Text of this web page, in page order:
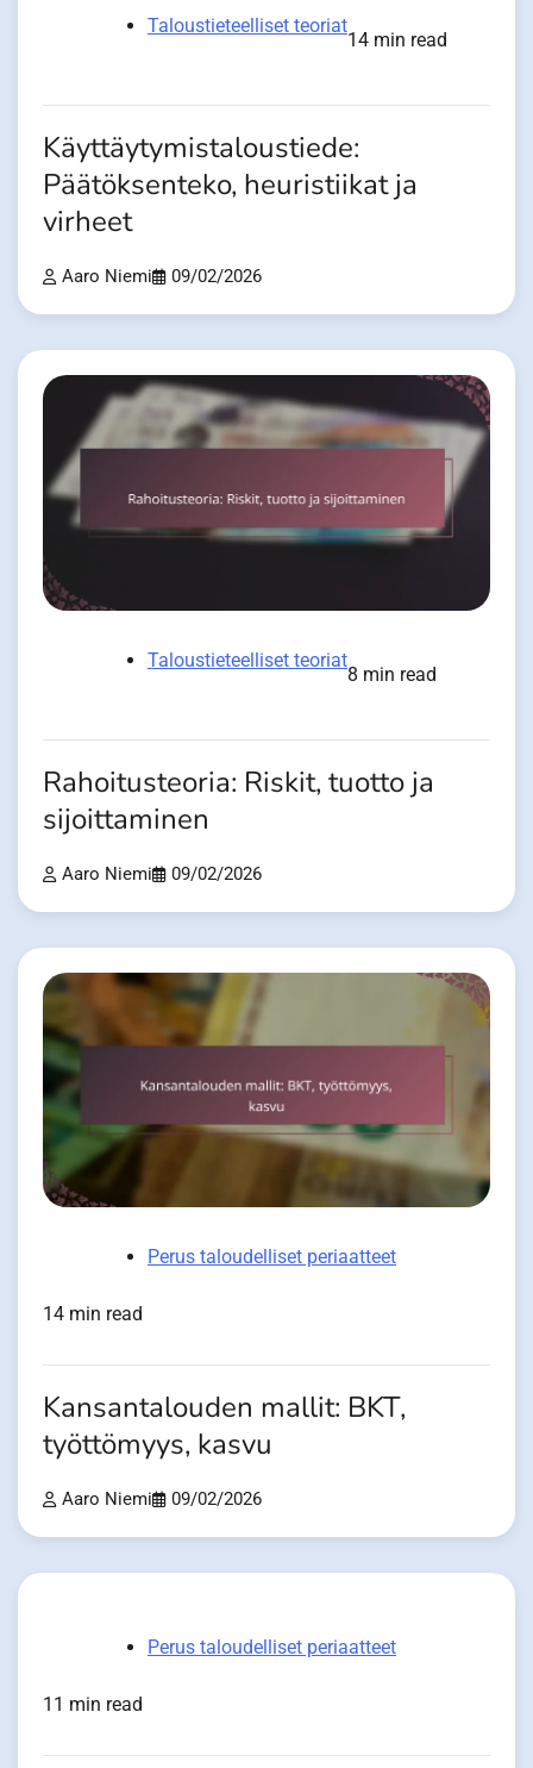
Taloustieteelliset teoriat
14 min read
Käyttäytymistaloustiede:
Päätöksenteko, heuristiikat ja
virheet
Aaro Niemi 09/02/2026
Taloustieteelliset teoriat
8 min read
Rahoitusteoria: Riskit, tuotto ja
sijoittaminen
Aaro Niemi 09/02/2026
Perus taloudelliset periaatteet
14 min read
Kansantalouden mallit: BKT,
työttömyys, kasvu
Aaro Niemi 09/02/2026
Perus taloudelliset periaatteet
11 min read